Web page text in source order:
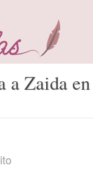
a Zaida